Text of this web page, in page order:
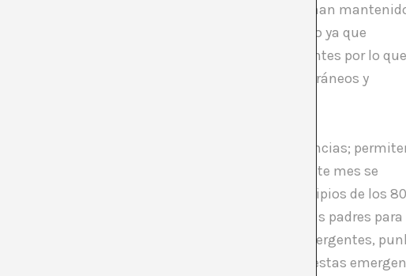
de un mercado alternativo. Tanto las que se han
y apoyadas por los habitantes de cada barrio ya que
están lejos de cubrir exigencias e ideas latentes por lo que
ofreciendo espacios más cercanos, contemporáneos y
de responder rápidamente a las nuevas tendencias;
lo que surge hoy y se consolidará mañana..Este mes se
non profit para videoarte que apareció principios de los
MOMA. Dos niños bien le pidieron dinero a sus padres para
sin ánimo de lucro donde artistas emergentes,
la necesidad de un espacio para propuestas